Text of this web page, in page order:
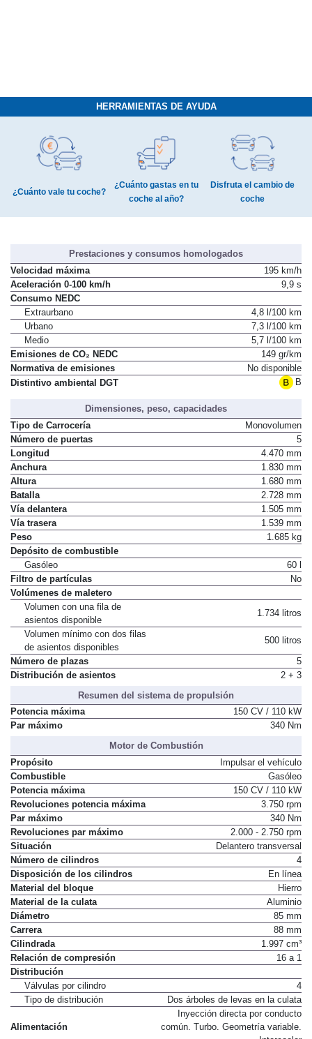
HERRAMIENTAS DE AYUDA
¿Cuánto vale tu coche?
¿Cuánto gastas en tu
coche al año?
Disfruta el cambio de
coche
Prestaciones y consumos homologados
Velocidad máxima
195 km/h
Aceleración 0-100 km/h
9,9 s
Consumo NEDC
Extraurbano
4,8 l/100 km
Urbano
7,3 l/100 km
Medio
5,7 l/100 km
Emisiones de CO₂ NEDC
149 gr/km
Normativa de emisiones
No disponible
Distintivo ambiental DGT
B
Dimensiones, peso, capacidades
Tipo de Carrocería
Monovolumen
Número de puertas
5
Longitud
4.470 mm
Anchura
1.830 mm
Altura
1.680 mm
Batalla
2.728 mm
Vía delantera
1.505 mm
Vía trasera
1.539 mm
Peso
1.685 kg
Depósito de combustible
Gasóleo
60 l
Filtro de partículas
No
Volúmenes de maletero
Volumen con una fila de
asientos disponible
1.734 litros
Volumen mínimo con dos filas
de asientos disponibles
500 litros
Número de plazas
5
Distribución de asientos
2 + 3
Resumen del sistema de propulsión
Potencia máxima
150 CV / 110 kW
Par máximo
340 Nm
Motor de Combustión
Propósito
Impulsar el vehículo
Combustible
Gasóleo
Potencia máxima
150 CV / 110 kW
Revoluciones potencia máxima
3.750 rpm
Par máximo
340 Nm
Revoluciones par máximo
2.000 - 2.750 rpm
Situación
Delantero transversal
Número de cilindros
4
Disposición de los cilindros
En línea
Material del bloque
Hierro
Material de la culata
Aluminio
Diámetro
85 mm
Carrera
88 mm
Cilindrada
1.997 cm³
Relación de compresión
16 a 1
Distribución
Válvulas por cilindro
4
Tipo de distribución
Dos árboles de levas en la culata
Alimentación
Inyección directa por conducto
común. Turbo. Geometría variable.